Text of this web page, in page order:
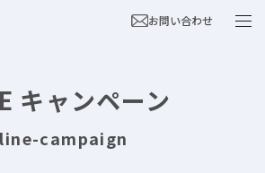
お問い合わせ
キャンペーン
line-campaign